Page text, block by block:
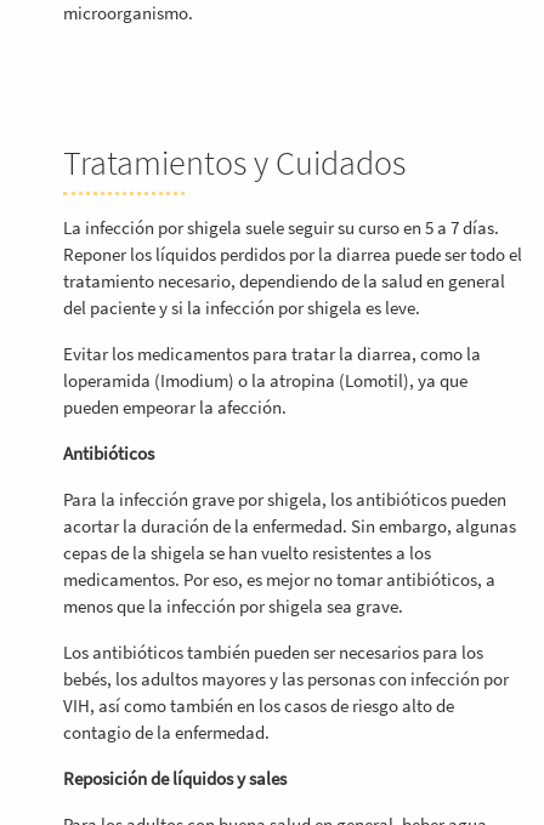
microorganismo.
Tratamientos y Cuidados
La infección por shigela suele seguir su curso en 5 a 7 días.
Reponer los líquidos perdidos por la diarrea puede ser todo el
tratamiento necesario, dependiendo de la salud en general
del paciente y si la infección por shigela es leve.
Evitar los medicamentos para tratar la diarrea, como la
loperamida (Imodium) o la atropina (Lomotil), ya que
pueden empeorar la afección.
Antibióticos
Para la infección grave por shigela, los antibióticos pueden
acortar la duración de la enfermedad. Sin embargo, algunas
cepas de la shigela se han vuelto resistentes a los
medicamentos. Por eso, es mejor no tomar antibióticos, a
menos que la infección por shigela sea grave.
Los antibióticos también pueden ser necesarios para los
bebés, los adultos mayores y las personas con infección por
VIH, así como también en los casos de riesgo alto de
contagio de la enfermedad.
Reposición de líquidos y sales